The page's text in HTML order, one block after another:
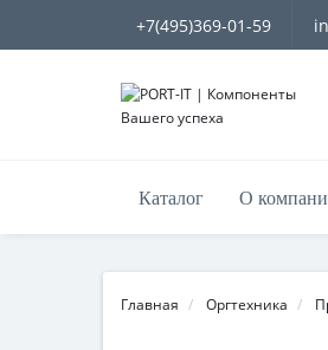
+7(495)369-01-59
Каталог О
Главная Оргтехника